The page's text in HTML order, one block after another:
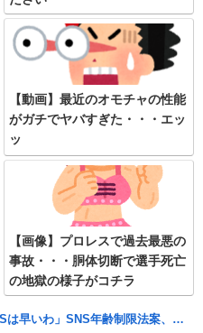
【動画】最近のオモチャの性能
がガチでヤバすぎた・・・エッ
ッ
【画像】プロレスで過去最悪の
事故・・・胴体切断で選手死亡
の地獄の様子がコチラ
制限法案、こども政策担当大臣に提出検討を指示